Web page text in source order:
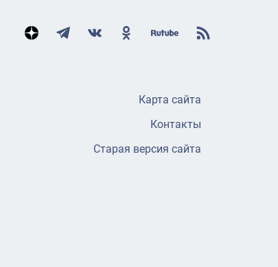
Карта сайта
Контакты
Старая версия сайта